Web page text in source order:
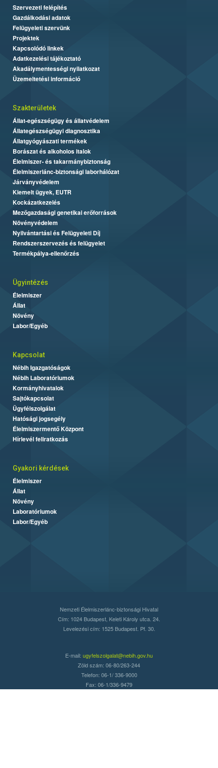
Szervezeti felépítés
Gazdálkodási adatok
Felügyeleti szervünk
Projektek
Kapcsolódó linkek
Adatkezelési tájékoztató
Akadálymentességi nyilatkozat
Üzemeltetési információ
Szakterületek
Állat-egészségügy és állatvédelem
Állategészségügyi diagnosztika
Állatgyógyászati termékek
Borászat és alkoholos italok
Élelmiszer- és takarmánybiztonság
Élelmiszerlánc-biztonsági laborhálózat
Járványvédelem
Kiemelt ügyek, EUTR
Kockázatkezelés
Mezőgazdasági genetikai erőforrások
Növényvédelem
Nyilvántartási és Felügyeleti Díj
Rendszerszervezés és felügyelet
Termékpálya-ellenőrzés
Ügyintézés
Élelmiszer
Állat
Növény
Labor/Egyéb
Kapcsolat
Nébih Igazgatóságok
Nébih Laboratóriumok
Kormányhivatalok
Sajtókapcsolat
Ügyfélszolgálat
Hatósági jogsegély
Élelmiszermentő Központ
Hírlevél feliratkozás
Gyakori kérdések
Élelmiszer
Állat
Növény
Laboratóriumok
Labor/Egyéb
Nemzeti Élelmiszerlánc-biztonsági Hivatal
Cím: 1024 Budapest, Keleti Károly utca. 24.
Levelezési cím: 1525 Budapest. Pf. 30.
E-mail: ugyfelszolgalat@nebih.gov.hu
Zöld szám: 06-80/263-244
Telefon: 06-1/ 336-9000
Fax: 06-1/336-9479